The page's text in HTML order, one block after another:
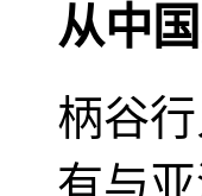
从中
柄谷
有与